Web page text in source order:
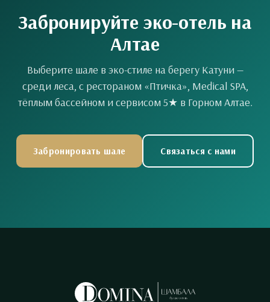
Забронируйте эко-отель на
Алтае
Выберите шале в эко-стиле на берегу Катуни —
среди леса, с рестораном «Птичка», Medical SPA,
тёплым бассейном и сервисом 5★ в Горном Алтае.
Забронировать шале Связаться с нами